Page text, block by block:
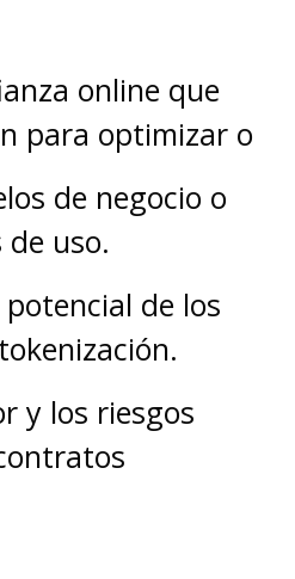
online que
para optimizar o
de negocio o
uso.
de los
y los riesgos